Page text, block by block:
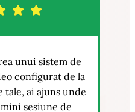
unui sistem de
configurat de la
ai ajuns unde
sesiune de